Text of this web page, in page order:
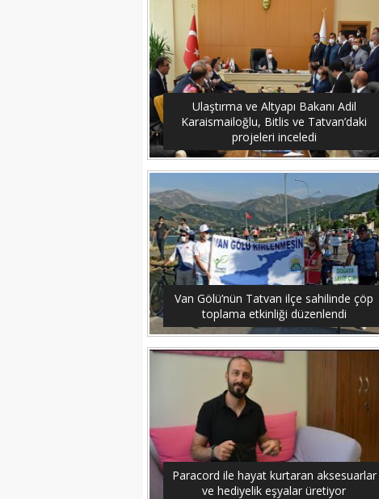
Ulaştırma ve Altyapı Bakanı Adil
Karaismailoğlu, Bitlis ve Tatvan’daki
projeleri inceledi
Van Gölü’nün Tatvan ilçe sahilinde çöp
toplama etkinliği düzenlendi
Paracord ile hayat kurtaran aksesuarlar
ve hediyelik eşyalar üretiyor